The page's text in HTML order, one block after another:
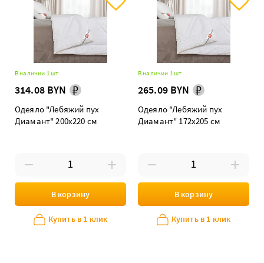
В наличии 1 шт
314.08 BYN
Одеяло "Лебяжий пух
Диамант" 200х220 см
В корзину
Купить в 1 клик
В наличии 1 шт
265.09 BYN
Одеяло "Лебяжий пух
Диамант" 172х205 см
В корзину
Купить в 1 клик